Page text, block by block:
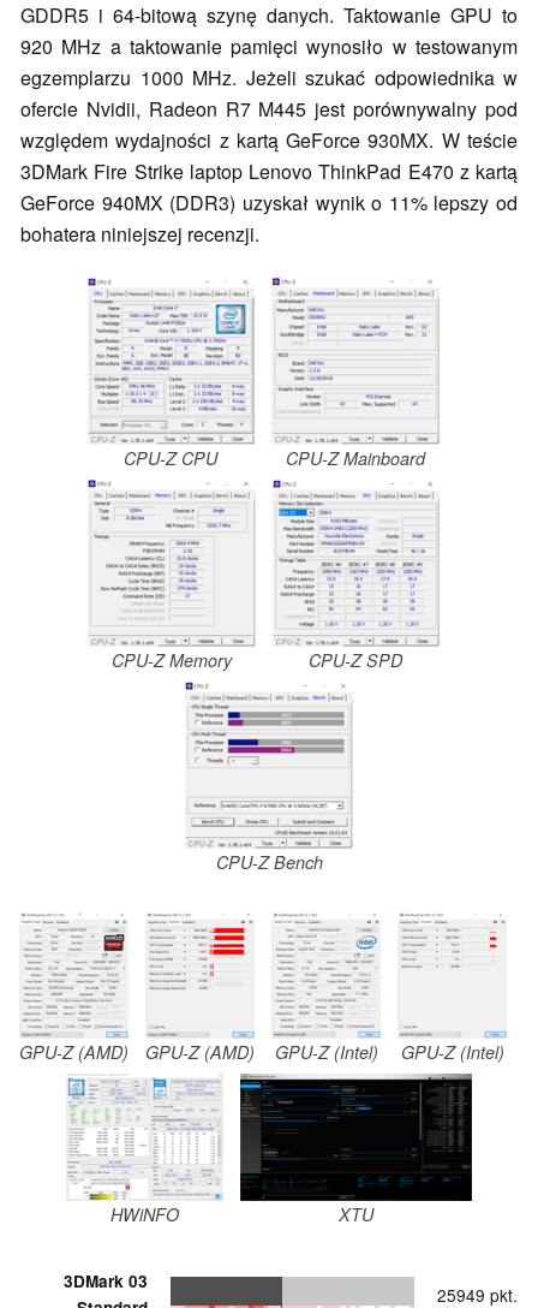
GDDR5 i 64-bitową szynę danych. Taktowanie GPU to
920 MHz a taktowanie pamięci wynosiło w testowanym
egzemplarzu 1000 MHz. Jeżeli szukać odpowiednika w
ofercie Nvidii, Radeon R7 M445 jest porównywalny pod
względem wydajności z kartą GeForce 930MX. W teście
3DMark Fire Strike laptop Lenovo ThinkPad E470 z kartą
GeForce 940MX (DDR3) uzyskał wynik o 11% lepszy od
bohatera niniejszej recenzji.
CPU-Z CPU CPU-Z Mainboard
CPU-Z Memory CPU-Z SPD
CPU-Z Bench
GPU-Z (AMD) GPU-Z (AMD) GPU-Z (Intel) GPU-Z (Intel)
HWiNFO XTU
3DMark 03
25949 pkt.